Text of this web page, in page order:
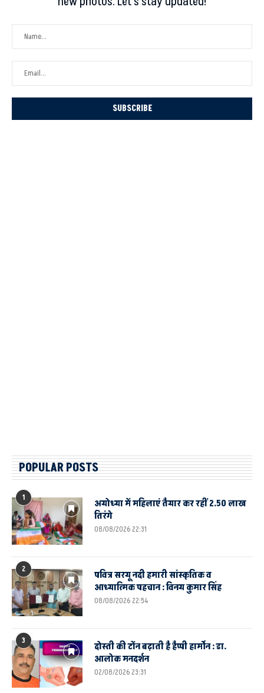
POPULAR POSTS
1
अयोध्या में महिलाएं तैयार कर रहीं 2.50 लाख
तिरंगे
08/08/2026 22:31
2
पवित्र सरयू नदी हमारी सांस्कृतिक व
आध्यात्मिक पहचान : विनय कुमार सिंह
08/08/2026 22:54
3
दोस्ती की टोंन बढ़ाती है हैप्पी हार्मोन : डा.
आलोक मनदर्शन
02/08/2026 23:31